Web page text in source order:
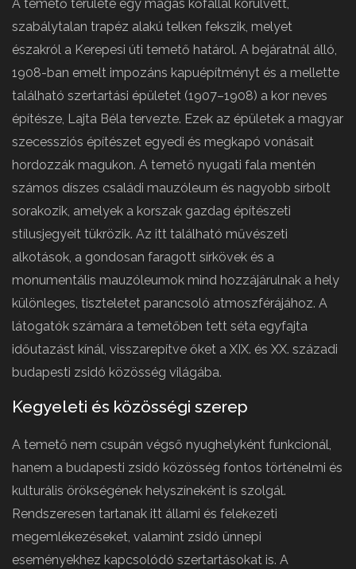
A temető területe egy magas kőfallal körülvett,
szabálytalan trapéz alakú telken fekszik, melyet
északról a Kerepesi úti temető határol. A bejáratnál álló,
1908-ban emelt impozáns kapuépítményt és a mellette
található szertartási épületet (1907–1908) a kor neves
építésze, Lajta Béla tervezte. Ezek az épületek a magyar
szecessziós építészet egyedi és megkapó vonásait
hordozzák magukon. A temető nyugati fala mentén
számos díszes családi mauzóleum és nagyobb sírbolt
sorakozik, amelyek a korszak gazdag építészeti
stílusjegyeit tükrözik. Az itt található művészeti
alkotások, a gondosan faragott sírkövek és a
monumentális mauzóleumok mind hozzájárulnak a hely
különleges, tiszteletet parancsoló atmoszférájához. A
látogatók számára a temetőben tett séta egyfajta
időutazást kínál, visszarepítve őket a XIX. és XX. századi
budapesti zsidó közösség világába.
Kegyeleti és közösségi szerep
A temető nem csupán végső nyughelyként funkcionál,
hanem a budapesti zsidó közösség fontos történelmi és
kulturális örökségének helyszíneként is szolgál.
Rendszeresen tartanak itt állami és felekezeti
megemlékezéseket, valamint zsidó ünnepi
eseményekhez kapcsolódó szertartásokat is. A